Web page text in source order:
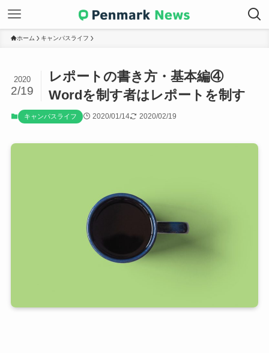
ホーム キャンパスライフ
レポートの書き方・基本編④
Wordを制す者はレポートを制す
2020
2/19
キャンパスライフ 2020/01/14 2020/02/19